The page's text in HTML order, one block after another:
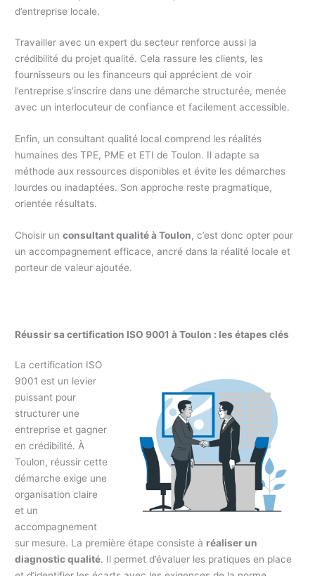
d’entreprise locale.
Travailler avec un expert du secteur renforce aussi la
crédibilité du projet qualité. Cela rassure les clients, les
fournisseurs ou les financeurs qui apprécient de voir
l’entreprise s’inscrire dans une démarche structurée, menée
avec un interlocuteur de confiance et facilement accessible.
Enfin, un consultant qualité local comprend les réalités
humaines des TPE, PME et ETI de Toulon. Il adapte sa
méthode aux ressources disponibles et évite les démarches
lourdes ou inadaptées. Son approche reste pragmatique,
orientée résultats.
Choisir unconsultant qualité à Toulon, c’est donc opter pour
un accompagnement efficace, ancré dans la réalité locale et
porteur de valeur ajoutée.
Réussir sa certification ISO 9001 à Toulon : les étapes clés
La certification ISO
9001 est un levier
puissant pour
structurer une
entreprise et gagner
en crédibilité. À
Toulon, réussir cette
démarche exige une
organisation claire
et un
accompagnement
sur mesure. La première étape consiste à réaliser un
diagnostic qualité. Il permet d’évaluer les pratiques en place